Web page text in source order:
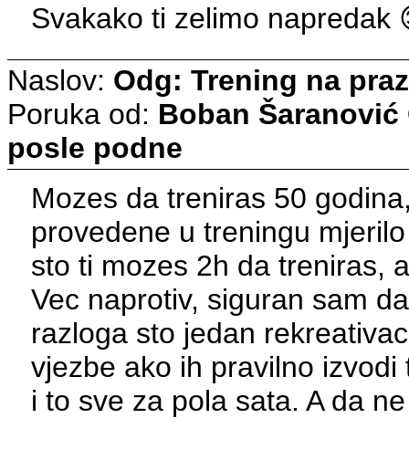
Svakako ti zelimo napredak
Naslov: Odg: Trening na
Poruka od: Boban Šaranović
posle podne
Mozes da treniras 50
provedene u treningu
sto ti mozes 2h da treniras,
Vec naprotiv, siguran sam
razloga sto jedan
vjezbe ako ih pravilno
i to sve za pola sata. A da